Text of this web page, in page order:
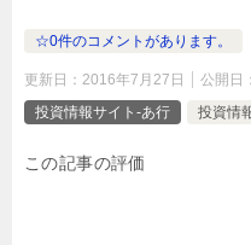
☆0件のコメントがあります。
更新日： 2016年7月27日 公開日：
投資情報サイト-あ行
投資情
この記事の評価